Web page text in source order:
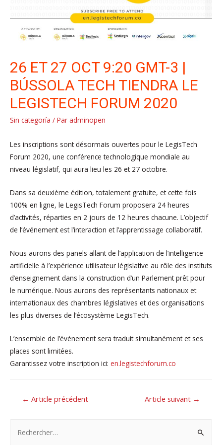
26 ET 27 OCT 9:20 GMT-3 |
BÚSSOLA TECH TIENDRA LE
LEGISTECH FORUM 2020
Sin categoría / Par adminopen
Les inscriptions sont désormais ouvertes pour le LegisTech
Forum 2020, une conférence technologique mondiale au
niveau législatif, qui aura lieu les 26 et 27 octobre.
Dans sa deuxième édition, totalement gratuite, et cette fois
100% en ligne, le LegisTech Forum proposera 24 heures
d’activités, réparties en 2 jours de 12 heures chacune. L’objectif
de l’événement est l’interaction et l’apprentissage collaboratif.
Nous aurons des panels allant de l’application de l’intelligence
artificielle à l’expérience utilisateur législative au rôle des instituts
d’enseignement dans la construction d’un Parlement prêt pour
le numérique. Nous aurons des représentants nationaux et
internationaux des chambres législatives et des organisations
les plus diverses de l’écosystème LegisTech.
L’ensemble de l’événement sera traduit simultanément et ses
places sont limitées.
Garantissez votre inscription ici: en.legistechforum.co
NAVIGATION
L’ARTICLE
← Article précédent Article suivant →